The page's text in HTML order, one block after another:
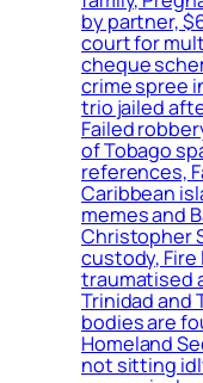
by partner,
court for
cheque
crime spree
trio jailed
Failed
of Tobago
references,
Caribbean
memes and
Christopher
custody, Fire
traumatised
Trinidad and
bodies are
Homeland
not sitting